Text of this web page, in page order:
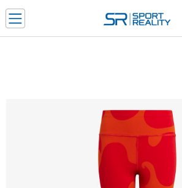
ДОЗНАЈ ПОВЕЌЕ
Ценовник
ДОЗНАЈ ПОВЕЌЕ